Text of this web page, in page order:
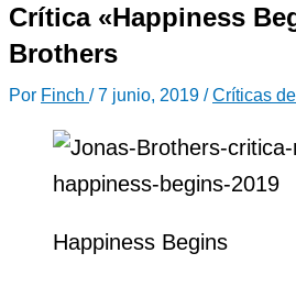
Crítica «Happiness
Brothers
Por Finch /7 junio, 2019 /Críticas
Happiness Begins